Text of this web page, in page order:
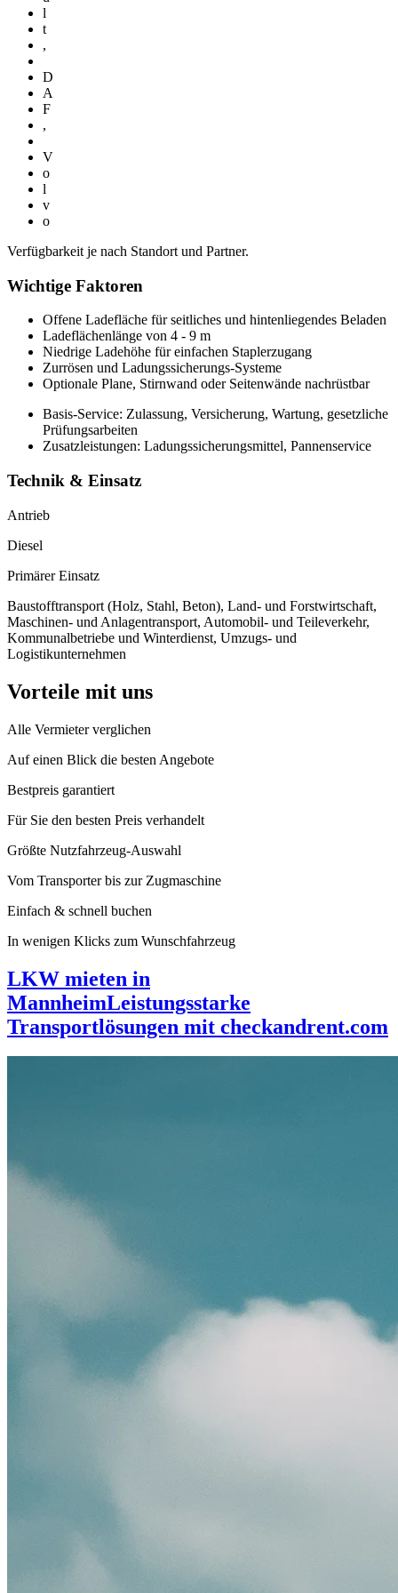
l
t
,
D
A
F
,
V
o
l
v
o
Verfügbarkeit je nach Standort und Partner.
Wichtige Faktoren
Offene Ladefläche für seitliches und hintenliegendes Beladen
Ladeflächenlänge von 4 - 9 m
Niedrige Ladehöhe für einfachen Staplerzugang
Zurrösen und Ladungssicherungs-Systeme
Optionale Plane, Stirnwand oder Seitenwände nachrüstbar
Basis-Service: Zulassung, Versicherung, Wartung, gesetzliche
Prüfungsarbeiten
Zusatzleistungen: Ladungssicherungsmittel, Pannenservice
Technik & Einsatz
Antrieb
Diesel
Primärer Einsatz
Baustofftransport (Holz, Stahl, Beton), Land- und Forstwirtschaft,
Maschinen- und Anlagentransport, Automobil- und Teileverkehr,
Kommunalbetriebe und Winterdienst, Umzugs- und
Logistikunternehmen
Vorteile mit uns
Alle Vermieter verglichen
Auf einen Blick die besten Angebote
Bestpreis garantiert
Für Sie den besten Preis verhandelt
Größte Nutzfahrzeug-Auswahl
Vom Transporter bis zur Zugmaschine
Einfach & schnell buchen
In wenigen Klicks zum Wunschfahrzeug
LKW mieten in
MannheimLeistungsstarke
Transportlösungen mit checkandrent.com